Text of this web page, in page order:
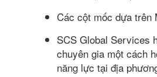
Các cột mốc dựa trên
SCS Global Services
chuyên gia một cách
năng lực tại địa